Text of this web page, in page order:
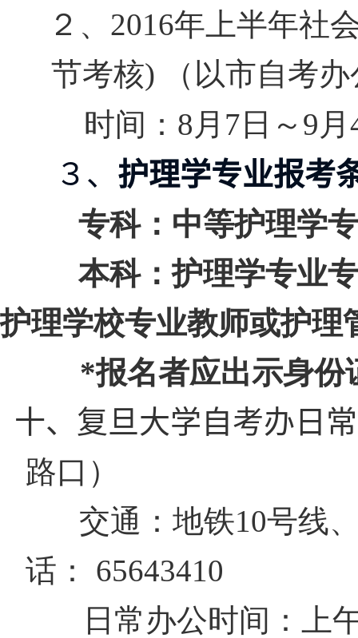
２、 2016年上半年社
节考核)
（以市自考
时间： 8 月 7 日～ 9 月
３、 护理学专业报考
专科：中等护理学
本科：护理学专业
护理学校专业教师或护理
*报名者应出示身份
十、复旦大学自考办日
路口）
交通：地铁10号线
话： 65643410
日常办公时间：上